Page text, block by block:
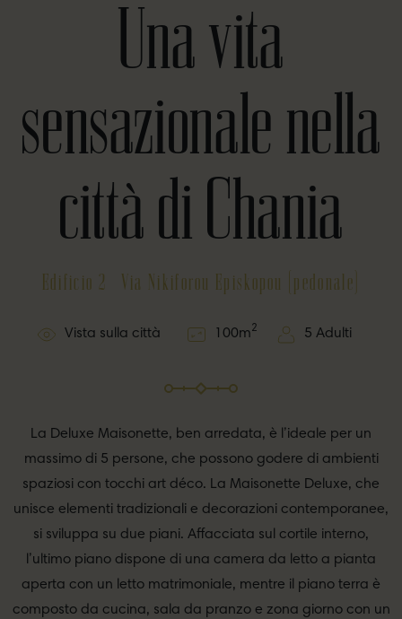
Una vita
sensazionale nella
città di Chania
Edificio 2 - Via Nikiforou Episkopou (pedonale)
Vista sulla città 100m2 5 Adulti
La Deluxe Maisonette, ben arredata, è l’ideale per un
massimo di 5 persone, che possono godere di ambienti
spaziosi con tocchi art déco. La Maisonette Deluxe, che
unisce elementi tradizionali e decorazioni contemporanee,
si sviluppa su due piani. Affacciata sul cortile interno,
l’ultimo piano dispone di una camera da letto a pianta
aperta con un letto matrimoniale, mentre il piano terra è
composto da cucina, sala da pranzo e zona giorno con un